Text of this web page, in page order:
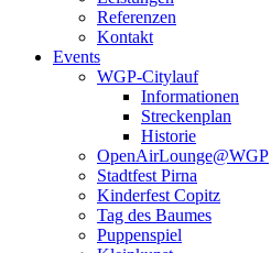
Referenzen
Kontakt
Events
WGP-Citylauf
Informationen
Streckenplan
Historie
OpenAirLounge@WGP
Stadtfest Pirna
Kinderfest Copitz
Tag des Baumes
Puppenspiel